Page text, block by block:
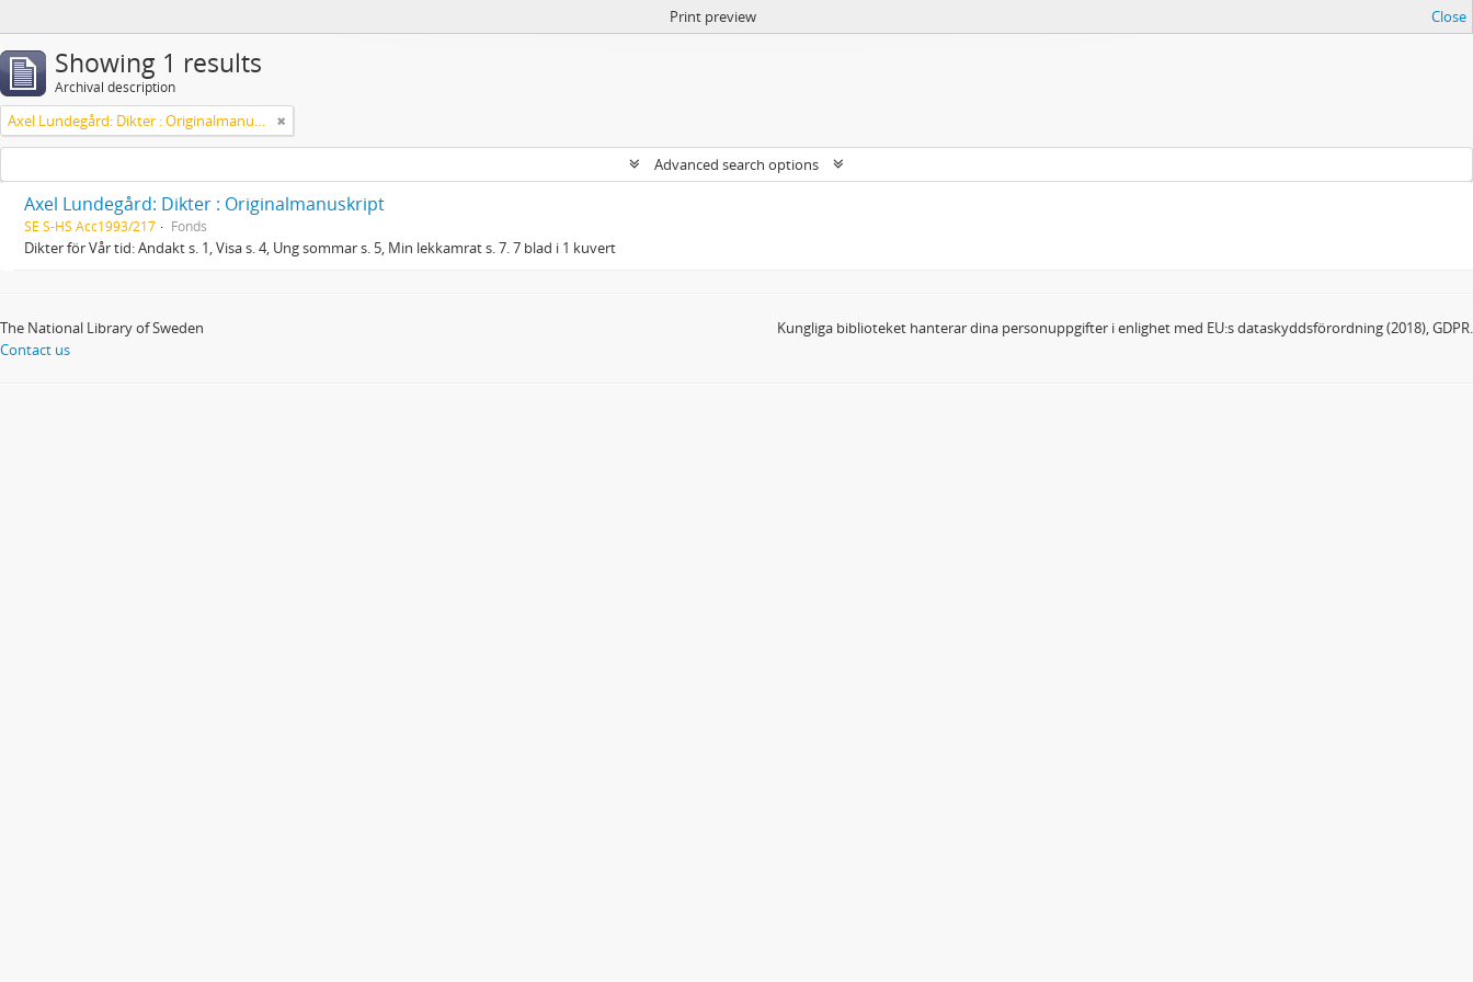
Print preview Close
Showing 1 results
Archival description
Axel Lundegård: Dikter : Originalmanuskript
Advanced search options
Axel Lundegård: Dikter : Originalmanuskript
SE S-HS Acc1993/217 Fonds
Dikter för Vår tid: Andakt s. 1, Visa s. 4, Ung sommar s. 5, Min lekkamrat s. 7. 7 blad i 1 kuvert
The National Library of Sweden
Contact us
Kungliga biblioteket hanterar dina personuppgifter i enlighet med EU:s dataskyddsförordning (2018), GDPR.